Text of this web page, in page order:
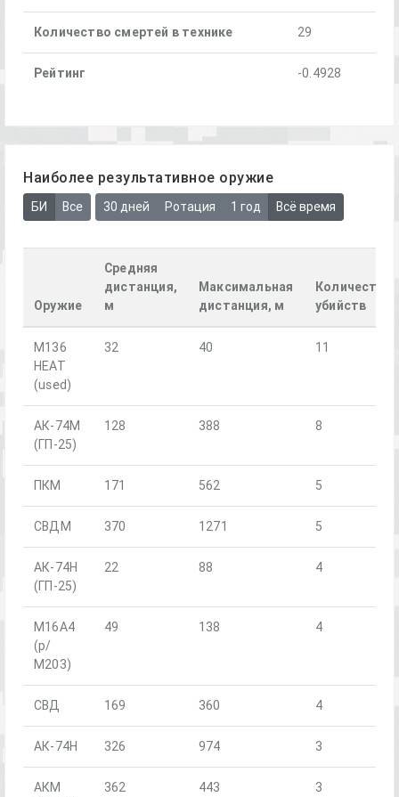
Количество смертей в технике 29
Рейтинг -0.4928
Наиболее результативное оружие
БИ Все 30 дней Ротация 1 год Всё время
Оружие
Средняя
дистанция,
м
Максимальная
дистанция, м
Количество
убийств
M136
HEAT
(used)
32 40 11
АК-74М
(ГП-25)
128 388 8
ПКМ 171 562 5
СВДМ 370 1271 5
АК-74Н
(ГП-25)
22 88 4
М16А4
(р/
М203)
49 138 4
СВД 169 360 4
АК-74Н 326 974 3
АКМ
362 443 3